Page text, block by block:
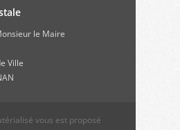
le Maire
Ville
vous est proposé